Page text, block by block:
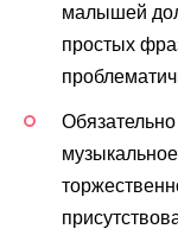
малышей
простых